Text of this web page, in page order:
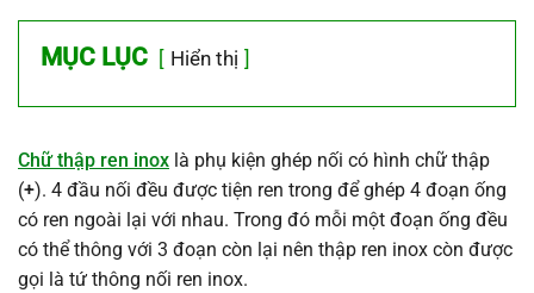
MỤC LỤC Hiển thị
Chữ thập ren inox là phụ kiện ghép nối có hình chữ thập
(+). 4 đầu nối đều được tiện ren trong để ghép 4 đoạn ống
có ren ngoài lại với nhau. Trong đó mỗi một đoạn ống đều
có thể thông với 3 đoạn còn lại nên thập ren inox còn được
gọi là tứ thông nối ren inox.